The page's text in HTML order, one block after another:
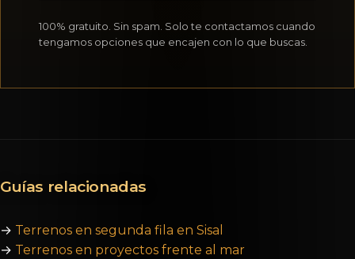
100% gratuito. Sin spam. Solo te contactamos cuando
tengamos opciones que encajen con lo que buscas.
Guías relacionadas
→ Terrenos en segunda fila en Sisal
→ Terrenos en proyectos frente al mar